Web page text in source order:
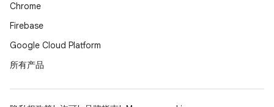
Chrome
Firebase
Google Cloud Platform
所有产品